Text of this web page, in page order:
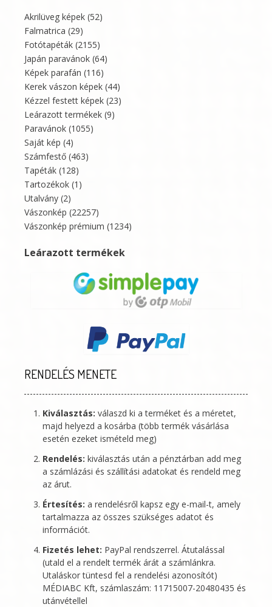
Akrilüveg képek (52)
Falmatrica (29)
Fotótapéták (2155)
Japán paravánok (64)
Képek parafán (116)
Kerek vászon képek (44)
Kézzel festett képek (23)
Leárazott termékek (9)
Paravánok (1055)
Saját kép (4)
Számfestő (463)
Tapéták (128)
Tartozékok (1)
Utalvány (2)
Vászonkép (22257)
Vászonkép prémium (1234)
Leárazott termékek
RENDELÉS MENETE
Kiválasztás: válaszd ki a terméket és a méretet,
majd helyezd a kosárba (több termék vásárlása
esetén ezeket ismételd meg)
Rendelés: kiválasztás után a pénztárban add meg
a számlázási és szállítási adatokat és rendeld meg
az árut.
Értesítés: a rendelésről kapsz egy e-mail-t, amely
tartalmazza az összes szükséges adatot és
információt.
Fizetés lehet: PayPal rendszerrel. Átutalással
(utald el a rendelt termék árát a számlánkra.
Utaláskor tüntesd fel a rendelési azonosítót)
MÉDIABC Kft, számlaszám: 11715007-20480435 és
utánvétellel